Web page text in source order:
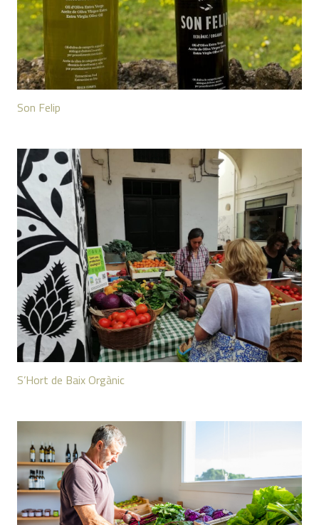
Son Felip
S’Hort de Baix Orgànic